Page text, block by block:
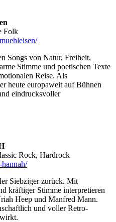
Folk
Songs von Natur, Freiheit,
Stimme und poetischen Texte
Reise. Als
heute europaweit auf Bühnen
eindrucksvoller
Rock, Hardrock
Siebziger zurück. Mit
kräftiger Stimme interpretieren
Heep und Manfred Mann.
und voller Retro-